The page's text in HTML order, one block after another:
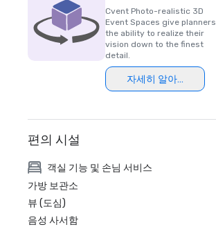
Cvent Photo-realistic 3D
Event Spaces give planners
the ability to realize their
vision down to the finest
detail.
자세히 알아보기
편의 시설
객실 기능 및 손님 서비스
가방 보관소
뷰 (도심)
음성 사서함